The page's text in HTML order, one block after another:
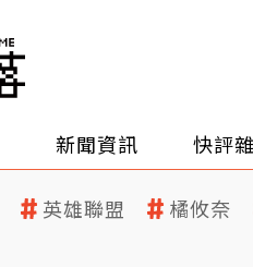
新聞資訊 快評
英雄聯盟 橘攸奈